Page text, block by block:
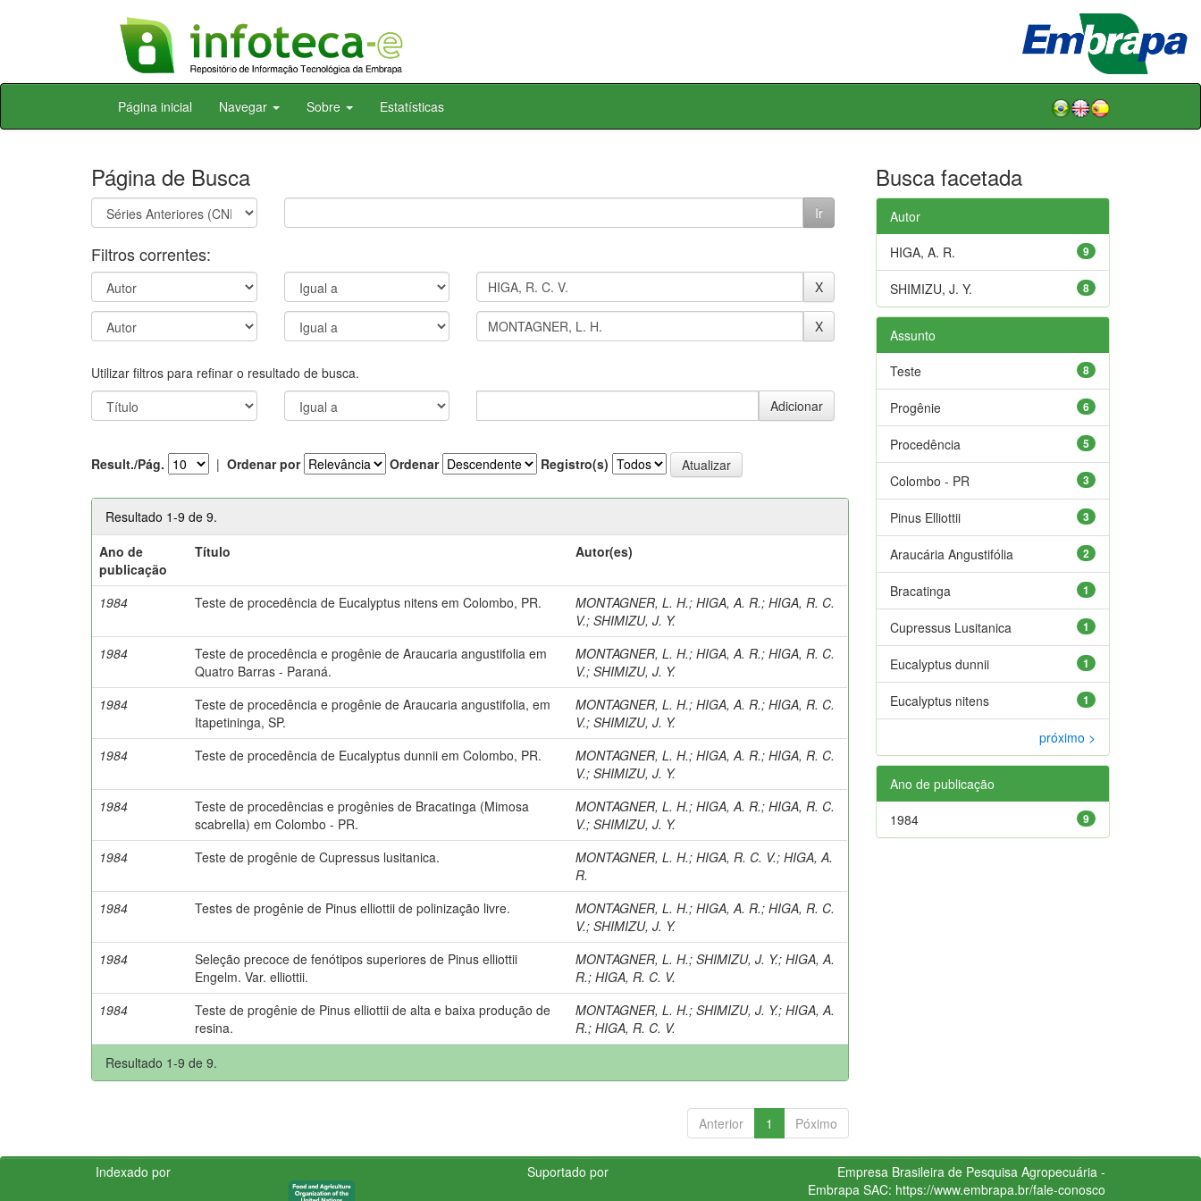
Skip
Página inicial Navegar Sobre Estatísticas
Página de Busca
Filtros correntes:
Utilizar filtros para refinar o resultado de busca.
Result./Pág. | Ordenar por Ordenar Registro(s)
Resultado 1-9 de 9.
Ano de
publicação
Título Autor(es)
1984 Teste de procedência de Eucalyptus nitens em Colombo, PR. MONTAGNER, L. H.;HIGA, A. R.;HIGA, R. C.
V.;SHIMIZU, J. Y.
1984
Teste de procedência e progênie de Araucaria angustifolia em
Quatro Barras - Paraná.
MONTAGNER, L. H.;HIGA, A. R.;HIGA, R. C.
V.;SHIMIZU, J. Y.
1984
Teste de procedência e progênie de Araucaria angustifolia, em
Itapetininga, SP.
MONTAGNER, L. H.;HIGA, A. R.;HIGA, R. C.
V.;SHIMIZU, J. Y.
1984
Teste de procedência de Eucalyptus dunnii em Colombo, PR. MONTAGNER, L. H.;HIGA, A. R.;HIGA, R. C.
V.;SHIMIZU, J. Y.
1984
Teste de procedências e progênies de Bracatinga (Mimosa
scabrella) em Colombo - PR.
MONTAGNER, L. H.;HIGA, A. R.;HIGA, R. C.
V.;SHIMIZU, J. Y.
1984
Teste de progênie de Cupressus lusitanica. MONTAGNER, L. H.;HIGA, R. C. V.;HIGA, A.
R.
1984
Testes de progênie de Pinus elliottii de polinização livre. MONTAGNER, L. H.;HIGA, A. R.;HIGA, R. C.
V.;SHIMIZU, J. Y.
1984
Seleção precoce de fenótipos superiores de Pinus elliottii
Engelm. Var. elliottii.
MONTAGNER, L. H.;SHIMIZU, J. Y.;HIGA, A.
R.;HIGA, R. C. V.
1984
Teste de progênie de Pinus elliottii de alta e baixa produção de
resina.
MONTAGNER, L. H.;SHIMIZU, J. Y.;HIGA, A.
R.;HIGA, R. C. V.
Resultado 1-9 de 9.
Anterior 1 Póximo
Busca facetada
Autor
9
HIGA, A. R.
8
SHIMIZU, J. Y.
Assunto
8
Teste
6
Progênie
5
Procedência
3
Colombo - PR
3
Pinus Elliottii
2
Araucária Angustifólia
1
Bracatinga
1
Cupressus Lusitanica
1
Eucalyptus dunnii
1
Eucalyptus nitens
próximo >
Ano de publicação
9
1984
Indexado por Suportado por
Empresa Brasileira de Pesquisa Agropecuária -
Embrapa SAC: https://www.embrapa.br/fale-conosco